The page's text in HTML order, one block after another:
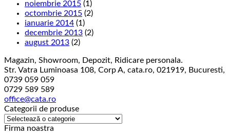
noiembrie 2015 (1)
octombrie 2015 (2)
ianuarie 2014 (1)
decembrie 2013 (2)
august 2013 (2)
Magazin, Showroom, Depozit, Ridicare personala.
Str. Vatra Luminoasa 108, Corp A, cata.ro, 021919,
0739 059 059
0729 589 589
office@cata.ro
Categorii de produse
Firma noastra